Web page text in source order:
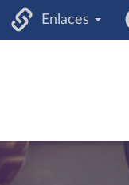
Enlaces